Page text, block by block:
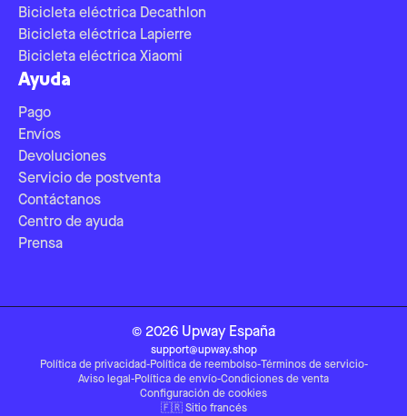
Bicicleta eléctrica Decathlon
Bicicleta eléctrica Lapierre
Bicicleta eléctrica Xiaomi
Ayuda
Pago
Envíos
Devoluciones
Servicio de postventa
Contáctanos
Centro de ayuda
Prensa
© 2026 Upway España
support@upway.shop
Política de privacidad-Política de reembolso-Términos de servicio-
Aviso legal -Política de envío-Condiciones de venta
Configuración de cookies
🇫🇷 Sitio francés